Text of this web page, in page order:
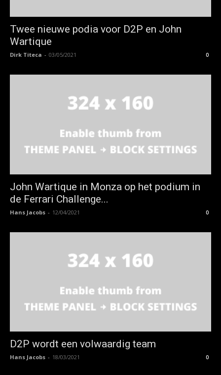
Twee nieuwe podia voor D2P en John
Wartique
Dirk Titeca - 03/05/2021 0
John Wartique in Monza op het podium in
de Ferrari Challenge...
Hans Jacobs - 12/04/2021 0
D2P wordt een volwaardig team
Hans Jacobs - 18/03/2021 0